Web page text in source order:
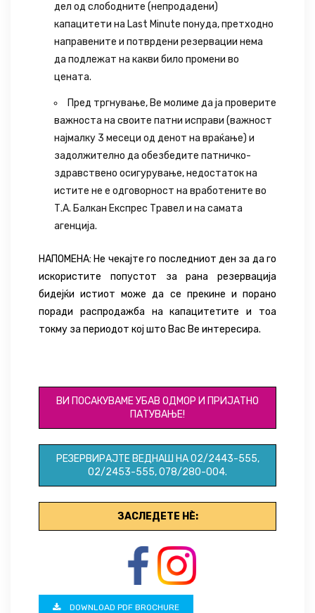
дел од слободните (непродадени)
капацитети на Last Minute понуда, претходно
направените и потврдени резервации нема
да подлежат на какви било промени во
цената.
Пред тргнување, Ве молиме да ја проверите
важноста на своите патни исправи (важност
најмалку 3 месеци од денот на враќање) и
задолжително да обезбедите патничко-
здравствено осигурување, недостаток на
истите не е одговорност на вработените во
Т.А. Балкан Експрес Травел и на самата
агенција.
НАПОМЕНА: Не чекајте го последниот ден за да го
искористите попустот за рана резервација
бидејќи истиот може да се прекине и порано
поради распродажба на капацитетите и тоа
токму за периодот кој што Вас Ве интересира.
ВИ ПОСАКУВАМЕ УБАВ ОДМОР И ПРИЈАТНО
ПАТУВАЊЕ!
РЕЗЕРВИРАЈТЕ ВЕДНАШ НА 02/2443-555,
02/2453-555, 078/280-004.
ЗАСЛЕДЕТЕ НЀ:
DOWNLOAD PDF BROCHURE